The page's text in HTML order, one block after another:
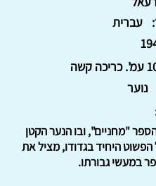
עברית
קשה
נוער
"מחניים", ובו הנער הקטן
היחיד בגדודו, מציל את
במעשי גבורתו.